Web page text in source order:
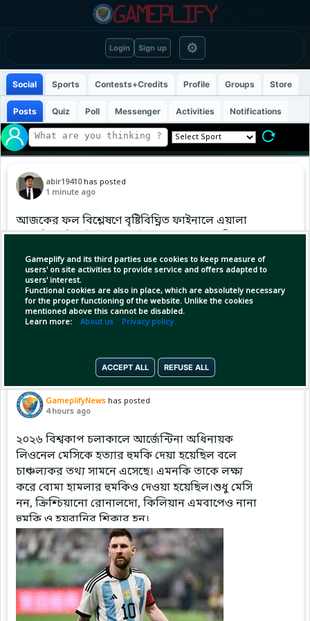
Login Sign up ⚙
Gameplify and its third parties use cookies to keep measure of
users' on site activities to provide service and offers adapted to
users' interest.
Functional cookies are also in place, which are absolutely necessary
for the proper functioning of the website. Unlike the cookies
mentioned above this cannot be disabled.
Learn more: About us Privacy policy
ACCEPT ALL REFUSE ALL
Social Sports Contests+Credits Profile Groups Store
Posts Quiz Poll Messenger Activities Notifications
abir19410 has posted
1 minute ago
আজকের ফল বিশ্লেষণে বৃষ্টিবিঘ্নিত ফাইনালে এয়ালা
শেষ দুই সেটে দুর্দান্ত প্রত্যাবর্তন করেছেন, আজ বিশ্বজুড়ে
সমর্থকদের মাঝে ব্যাপকভাবে। #WashingtonOpen
#Tennis #ABIR
Copy Link Open
Pinned byGameplifyNews
GameplifyNews has posted
4 hours ago
২০২৬ বিশ্বকাপ চলাকালে আর্জেন্টিনা অধিনায়ক
লিওনেল মেসিকে হত্যার হুমকি দেয়া হয়েছিল বলে
চাঞ্চল্যকর তথ্য সামনে এসেছে। এমনকি তাকে লক্ষ্য
করে বোমা হামলার হুমকিও দেওয়া হয়েছিল।শুধু মেসি
নন, ক্রিশ্চিয়ানো রোনালদো, কিলিয়ান এমবাপেও নানা
হুমকি ও হয়রানির শিকার হন।